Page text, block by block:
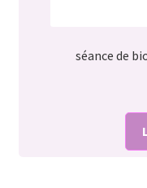
séance de